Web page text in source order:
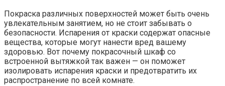
Покраска различных поверхностей может быть очень
увлекательным занятием, но не стоит забывать о
безопасности. Испарения от краски содержат опасные
вещества, которые могут нанести вред вашему
здоровью. Вот почему покрасочный шкаф со
встроенной вытяжкой так важен — он поможет
изолировать испарения краски и предотвратить их
распространение по всей комнате.